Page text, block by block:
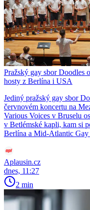
Pražský gay sbor Doodles
hosty z Berlína i USA
Jediný pražský gay sbor
červnovém koncertu na
Various Voices v Bruselu
v Betlémské kapli, kam si
Berlína a Mid-Atlantic Gay
Aplausin.cz
dnes, 11:27
2 min